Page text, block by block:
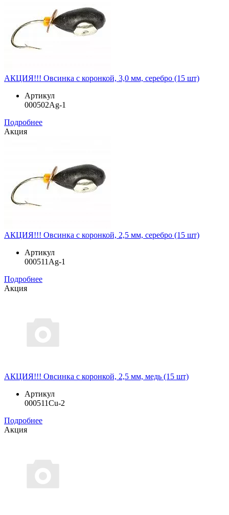
АКЦИЯ!!! Овсинка с коронкой, 3,0 мм, серебро (15 шт)
Артикул
000502Ag-1
Подробнее
Акция
АКЦИЯ!!! Овсинка с коронкой, 2,5 мм, серебро (15 шт)
Артикул
000511Ag-1
Подробнее
Акция
АКЦИЯ!!! Овсинка с коронкой, 2,5 мм, медь (15 шт)
Артикул
000511Cu-2
Подробнее
Акция